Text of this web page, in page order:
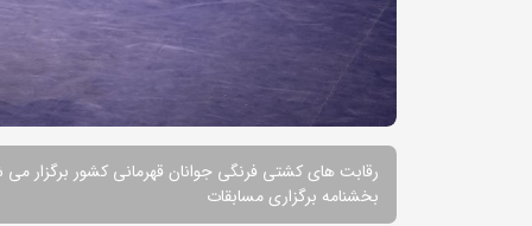
رقابت های کشتی فرنگی جوانان قهرمانی کشور برگزار
بخشنامه برگزاری مسابقات